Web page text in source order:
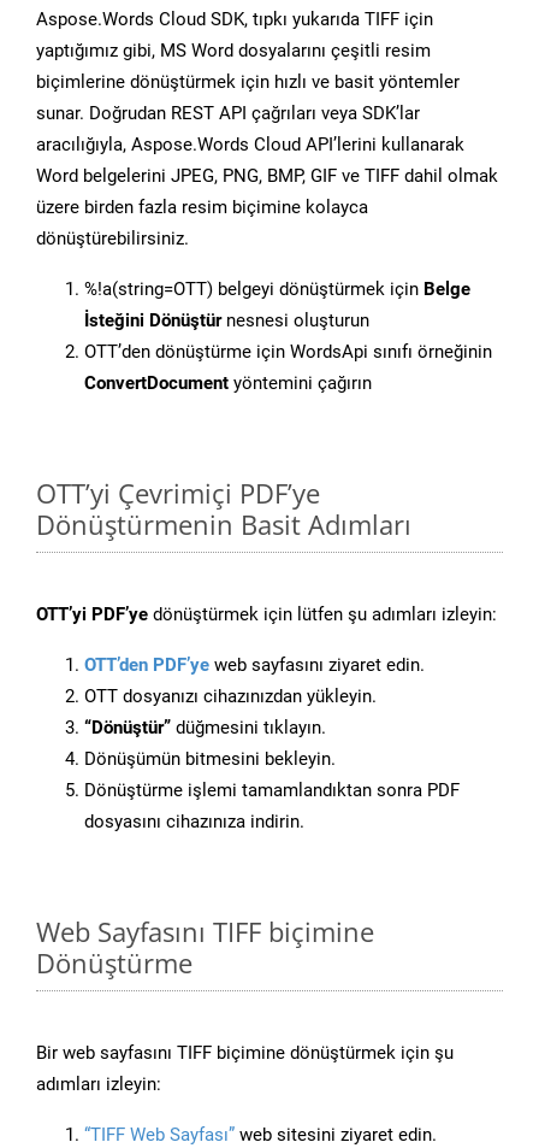
Aspose.Words Cloud SDK, tıpkı yukarıda TIFF için
yaptığımız gibi, MS Word dosyalarını çeşitli resim
biçimlerine dönüştürmek için hızlı ve basit yöntemler
sunar. Doğrudan REST API çağrıları veya SDK’lar
aracılığıyla, Aspose.Words Cloud API’lerini kullanarak
Word belgelerini JPEG, PNG, BMP, GIF ve TIFF dahil olmak
üzere birden fazla resim biçimine kolayca
dönüştürebilirsiniz.
%!a(string=OTT) belgeyi dönüştürmek için Belge
İsteğini Dönüştürnesnesi oluşturun
OTT’den dönüştürme için WordsApi sınıfı örneğinin
ConvertDocument yöntemini çağırın
OTT’yi Çevrimiçi PDF’ye
Dönüştürmenin Basit Adımları
OTT’yi PDF’ye dönüştürmek için lütfen şu adımları izleyin:
OTT’den PDF’ye web sayfasını ziyaret edin.
OTT dosyanızı cihazınızdan yükleyin.
“Dönüştür” düğmesini tıklayın.
Dönüşümün bitmesini bekleyin.
Dönüştürme işlemi tamamlandıktan sonra PDF
dosyasını cihazınıza indirin.
Web Sayfasını TIFF biçimine
Dönüştürme
Bir web sayfasını TIFF biçimine dönüştürmek için şu
adımları izleyin:
“TIFF Web Sayfası” web sitesini ziyaret edin.